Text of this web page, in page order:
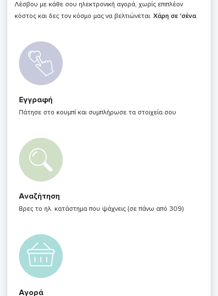
Λέσβου με κάθε σου ηλεκτρονική αγορά, χωρίς επιπλέον
κόστος και δες τον κόσμο μας να βελτιώνεται. Χάρη σε 'σένα.
Εγγραφή
Πάτησε στο κουμπί και συμπλήρωσε τα στοιχεία σου
Αναζήτηση
Βρες το ηλ. κατάστημα που ψάχνεις (σε πάνω από 309)
Αγορά